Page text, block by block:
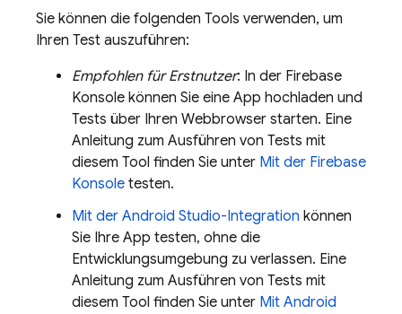
Sie können die folgenden Tools verwenden, um
Ihren Test auszuführen:
Empfohlen für Erstnutzer: In der Firebase
Konsole können Sie eine App hochladen und
Tests über Ihren Webbrowser starten. Eine
Anleitung zum Ausführen von Tests mit
diesem Tool finden Sie unter Mit der Firebase
Konsole testen.
Mit der Android Studio-Integration können
Sie Ihre App testen, ohne die
Entwicklungsumgebung zu verlassen. Eine
Anleitung zum Ausführen von Tests mit
diesem Tool finden Sie unter Mit Android